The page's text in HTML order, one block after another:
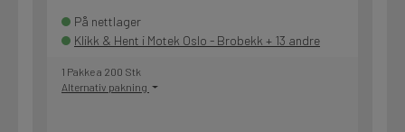
På nettlager
Klikk & Hent i Motek Oslo - Brobekk + 13 andre
1 Pakke a 200 Stk
Alternativ pakning